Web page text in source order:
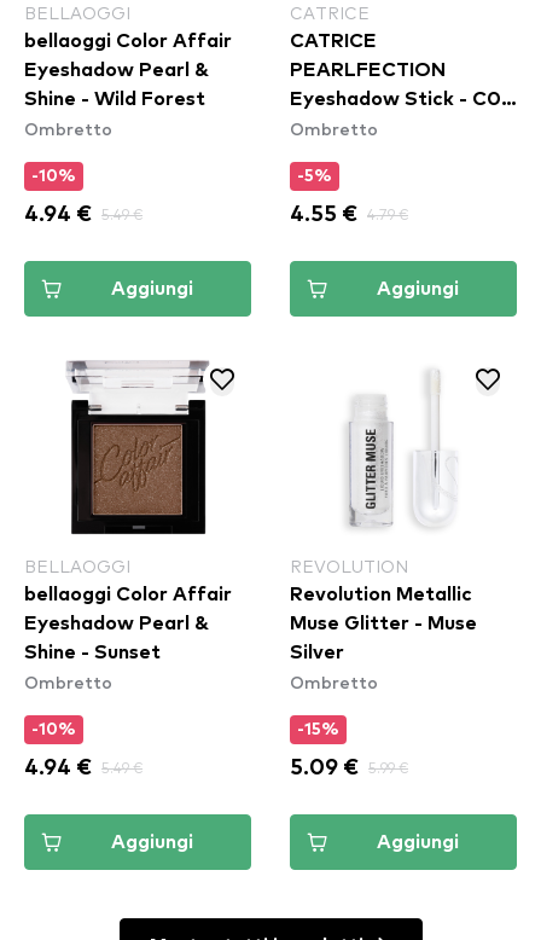
BELLAOGGI
bellaoggi Color Affair
Eyeshadow Pearl &
Shine - Wild Forest
Ombretto
-10%
4.94 € 5.49 €
Aggiungi
CATRICE
CATRICE
PEARLFECTION
Eyeshadow Stick - C03
Unstoppapearl
Ombretto
-5%
4.55 € 4.79 €
Aggiungi
BELLAOGGI
bellaoggi Color Affair
Eyeshadow Pearl &
Shine - Sunset
Ombretto
-10%
4.94 € 5.49 €
Aggiungi
REVOLUTION
Revolution Metallic
Muse Glitter - Muse
Silver
Ombretto
-15%
5.09 € 5.99 €
Aggiungi